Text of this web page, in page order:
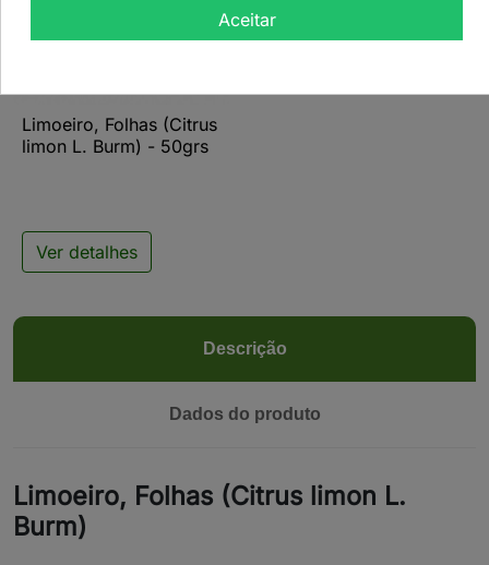
Limoeiro, Folhas (Citrus
limon L. Burm) - 50grs
Ver detalhes
Descrição
Dados do produto
Limoeiro, Folhas (Citrus limon L.
Burm)
Aceitar